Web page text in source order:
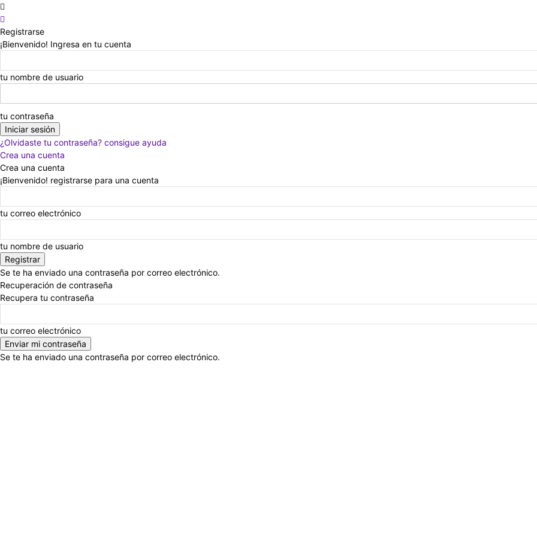
Registrarse
¡Bienvenido! Ingresa en tu cuenta
tu nombre de usuario
tu contraseña
¿Olvidaste tu contraseña? consigue ayuda
Crea una cuenta
Crea una cuenta
¡Bienvenido! registrarse para una cuenta
tu correo electrónico
tu nombre de usuario
Se te ha enviado una contraseña por correo electrónico.
Recuperación de contraseña
Recupera tu contraseña
tu correo electrónico
Se te ha enviado una contraseña por correo electrónico.